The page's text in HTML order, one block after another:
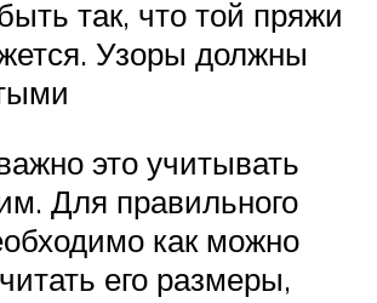
так, что той пряжи
Узоры должны
это учитывать
Для правильного
как можно
его размеры,